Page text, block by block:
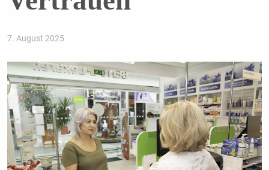
7. August 2025